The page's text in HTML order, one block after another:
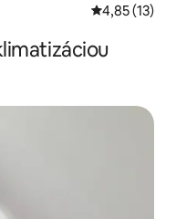
Priemerné
4,85 (13)